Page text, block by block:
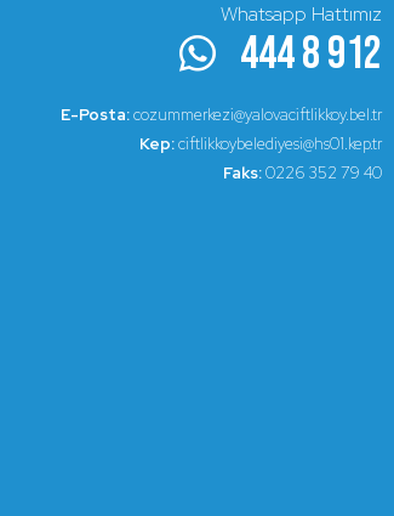
Whatsapp Hattımız
444 8 912
E-Posta:cozummerkezi@yalovaciftlikkoy.bel.tr
Kep:ciftlikkoybelediyesi@hs01.kep.tr
Faks:0226 352 79 40